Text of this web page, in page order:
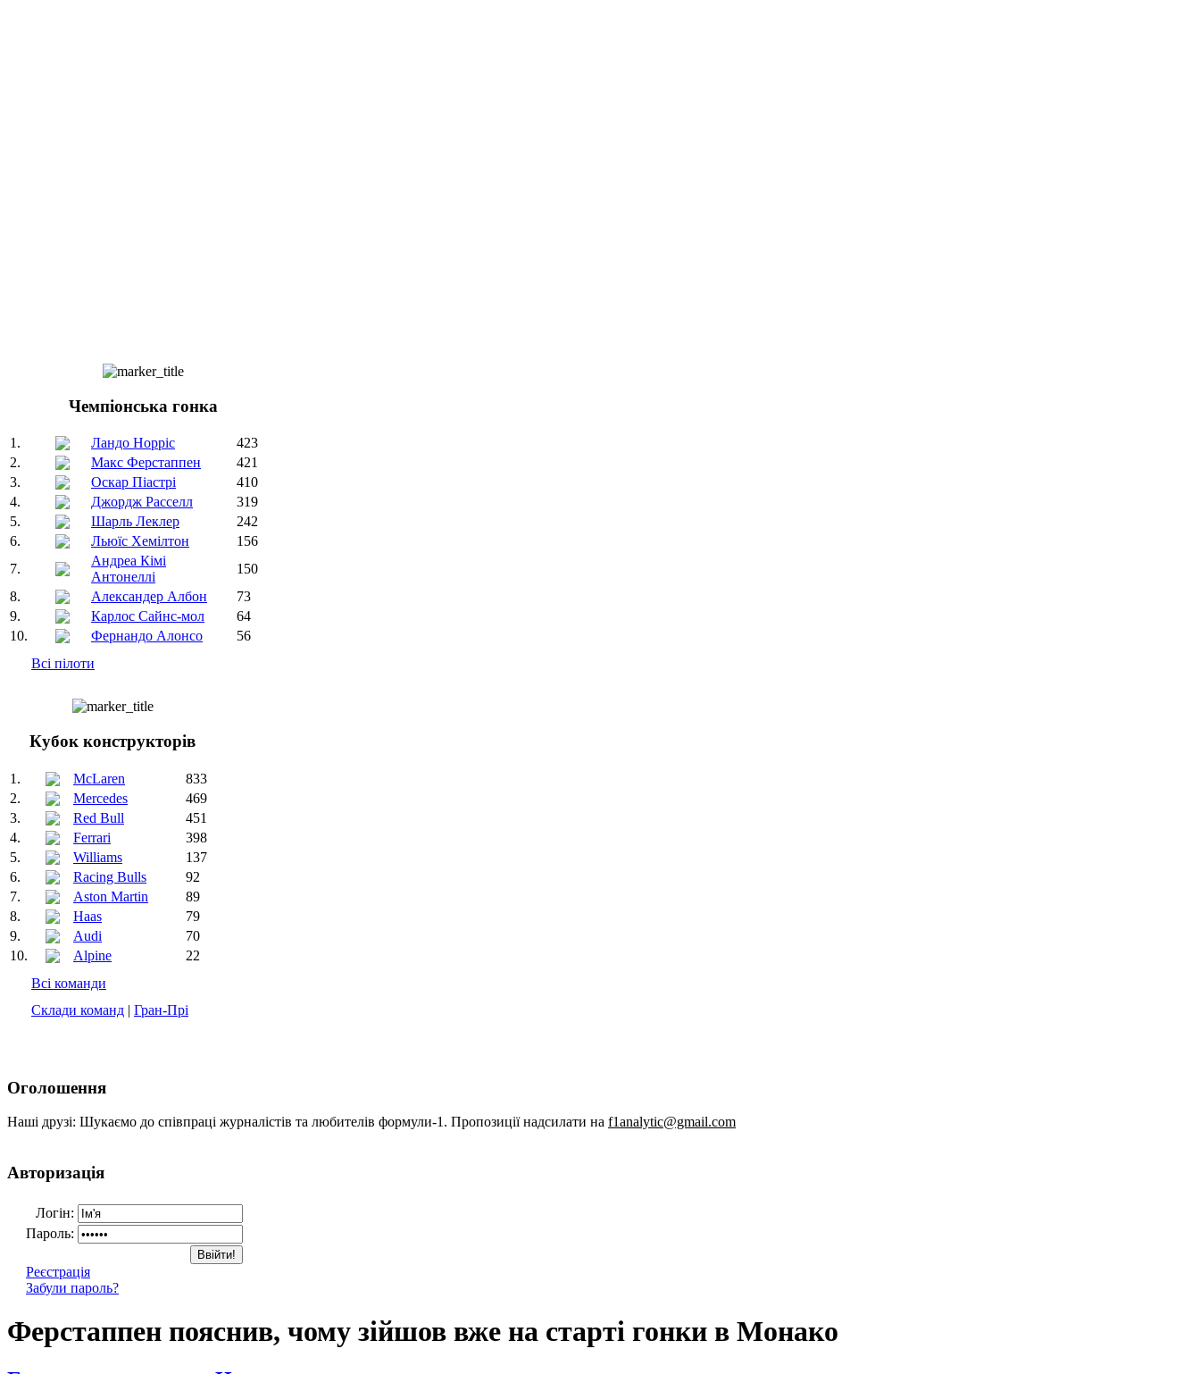
Чемпіонська гонка
1. Ландо Норріс
423
2.
Макс Ферстаппен
421
3.
Оскар Піастрі
410
4.
Джордж Расселл
319
5.
Шарль Леклер
242
6.
Льюїс Хемілтон
156
7.
Андреа Кімі
Антонеллі
150
8.
Александер Албон
73
9.
Карлос Сайнс-мол
64
10.
Фернандо Алонсо
56
Всі пілоти
Кубок конструкторів
1. McLaren
833
2.
Mercedes
469
3.
Red Bull
451
4.
Ferrari
398
5.
Williams
137
6.
Racing Bulls
92
7.
Aston Martin
89
8.
Haas
79
9.
Audi
70
10.
Alpine
22
Всі команди
Склади команд | Гран-Прі
Оголошення
Наші друзі: Шукаємо до співпраці журналістів та любителів формули-1. Пропозиції надсилати на f1analytic@gmail.com
Авторизація
Логін:
Пароль:
Реєстрація
Забули пароль?
Ферстаппен пояснив, чому зійшов вже на старті гонки в Монако